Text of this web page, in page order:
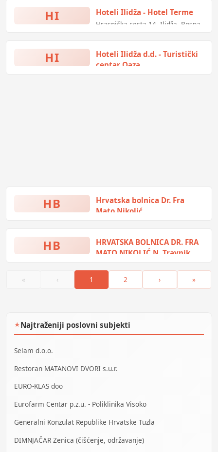
HI Hoteli Ilidža - Hotel Terme
Hrasnička cesta 14, Ilidža, Bosna
HI
Hoteli Ilidža d.d. - Turistički
centar Oaza
HB
Hrvatska bolnica Dr. Fra
Mato Nikolić
HB
HRVATSKA BOLNICA DR. FRA
MATO NIKOLIĆ N. Travnik
Hercegovina
« ‹ 1 2 › »
★Najtraženiji poslovni subjekti
Selam d.o.o.
Restoran MATANOVI DVORI s.u.r.
EURO-KLAS doo
Eurofarm Centar p.z.u. - Poliklinika Visoko
Generalni Konzulat Republike Hrvatske Tuzla
DIMNJAČAR Zenica (čišćenje, održavanje)